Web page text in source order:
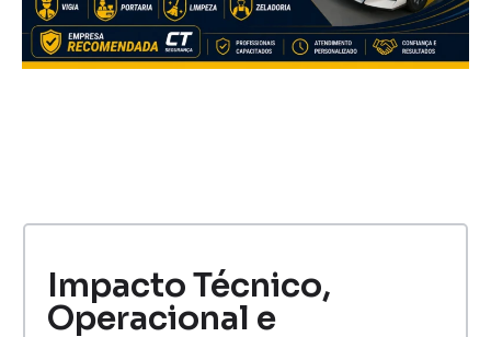
Impacto Técnico,
Operacional e